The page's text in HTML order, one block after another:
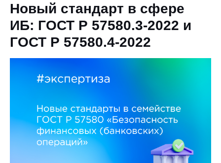
Новый стандарт в сфере
ИБ: ГОСТ Р 57580.3-2022 и
ГОСТ Р 57580.4-2022